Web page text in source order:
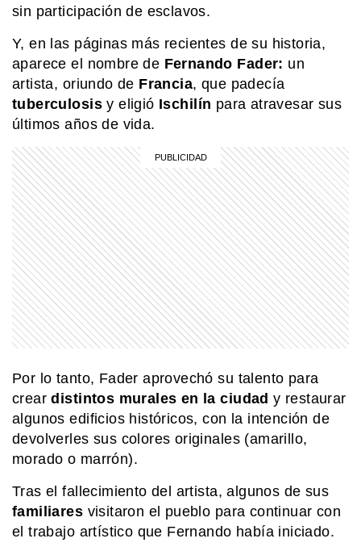
sin participación de esclavos.
Y, en las páginas más recientes de su historia,
aparece el nombre de Fernando Fader: un
artista, oriundo de Francia, que padecía
tuberculosisy eligió Ischilín para atravesar sus
últimos años de vida.
Por lo tanto, Fader aprovechó su talento para
creardistintos murales en la ciudady restaurar
algunos edificios históricos, con la intención de
devolverles sus colores originales (amarillo,
morado o marrón).
Tras el fallecimiento del artista, algunos de sus
familiares visitaron el pueblo para continuar con
el trabajo artístico que Fernando había iniciado.
Juan
¿Sabías que Manuel Belgrano y Juan
José Castelli eran primos segundos?
Barbican Estate: el complejo de
Londres que parece una ciudad
dentro de la ciudad
MI PAIS
¿Cuándo es el Día de los Abuelos en
Argentina?
COMUNIDAD EDUCATIVA
Crianza 2.0: la literatura infantil y
cómo fomentarla en las casas y
EL MUNDO
Martín pescador oriental: el pájaro
diminuto que sorprende con sus
colores
¿Por qué bostezamos y por qué se
contagia?